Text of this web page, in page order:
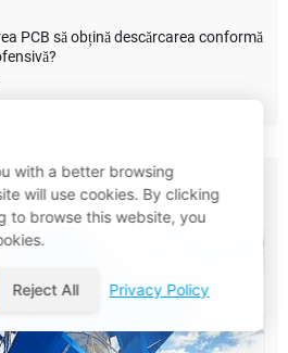
PCB să obțină descărcarea conformă
with a better browsing
will use cookies. By clicking
to browse this website, you
Reject All Privacy Policy